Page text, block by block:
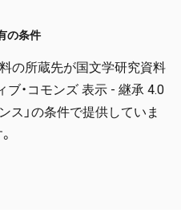
の条件
の所蔵先が国文学研究資料
ブ・コモンズ 表示 - 継承 4.0
ス」の条件で提供していま